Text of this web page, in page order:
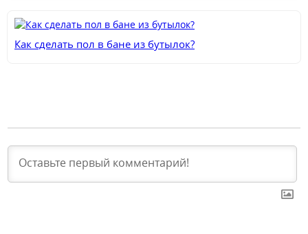
Как сделать пол в бане из бутылок?